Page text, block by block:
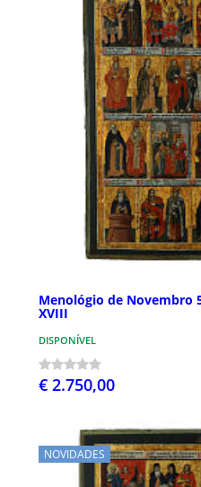
Menológio de Novembro
XVIII
DISPONÍVEL
€ 2.750,00
NOVIDADES